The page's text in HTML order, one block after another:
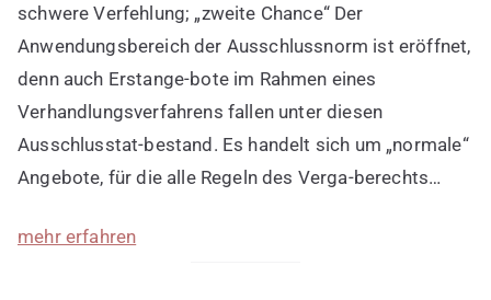
schwere Verfehlung; „zweite Chance“ Der
Anwendungsbereich der Ausschlussnorm ist eröffnet,
denn auch Erstange-bote im Rahmen eines
Verhandlungsverfahrens fallen unter diesen
Ausschlusstat-bestand. Es handelt sich um „normale“
Angebote, für die alle Regeln des Verga-berechts…
mehr erfahren